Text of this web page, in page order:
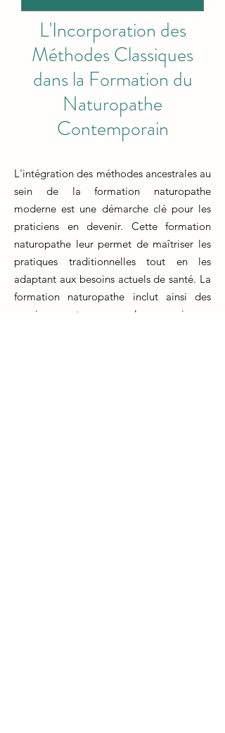
L'Incorporation des
Méthodes Classiques
dans la Formation du
Naturopathe
Contemporain
L'intégration des méthodes ancestrales au
sein de la formation naturopathe
moderne est une démarche clé pour les
praticiens en devenir. Cette formation
naturopathe leur permet de maîtriser les
pratiques traditionnelles tout en les
adaptant aux besoins actuels de santé. La
formation naturopathe inclut ainsi des
enseignements sur les anciennes